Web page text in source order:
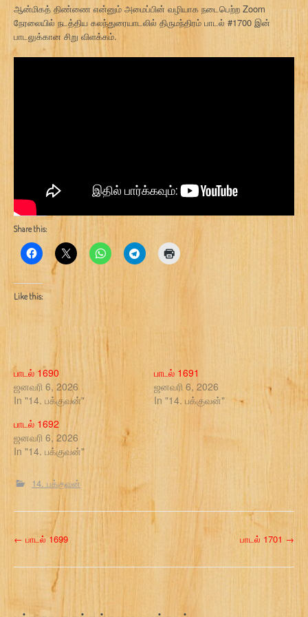
ஆன்மிகத் திண்ணை என்னும் அமைப்பின் வழியாக நடைபெற்ற Zoom
நேரலையில் நடத்திய கலந்துரையாடலில் திருமந்திரம் பாடல் #1700 இன்
பாடலுக்கான சிறு விளக்கம்.
Share this:
Like this:
பாடல் 1690
ஜனவரி 6, 2026
In "14. பக்குவன்"
பாடல் 1691
ஜனவரி 6, 2026
In "14. பக்குவன்"
பாடல் 1692
ஜனவரி 6, 2026
In "14. பக்குவன்"
14. பக்குவன்
P
o
← பாடல் 1699 பாடல் 1701 →